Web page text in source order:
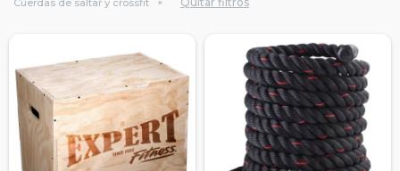
Cuerdas de saltar y crossfit